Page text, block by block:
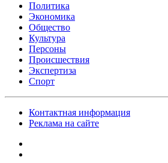
Политика
Экономика
Общество
Культура
Персоны
Происшествия
Экспертиза
Спорт
Контактная информация
Реклама на сайте